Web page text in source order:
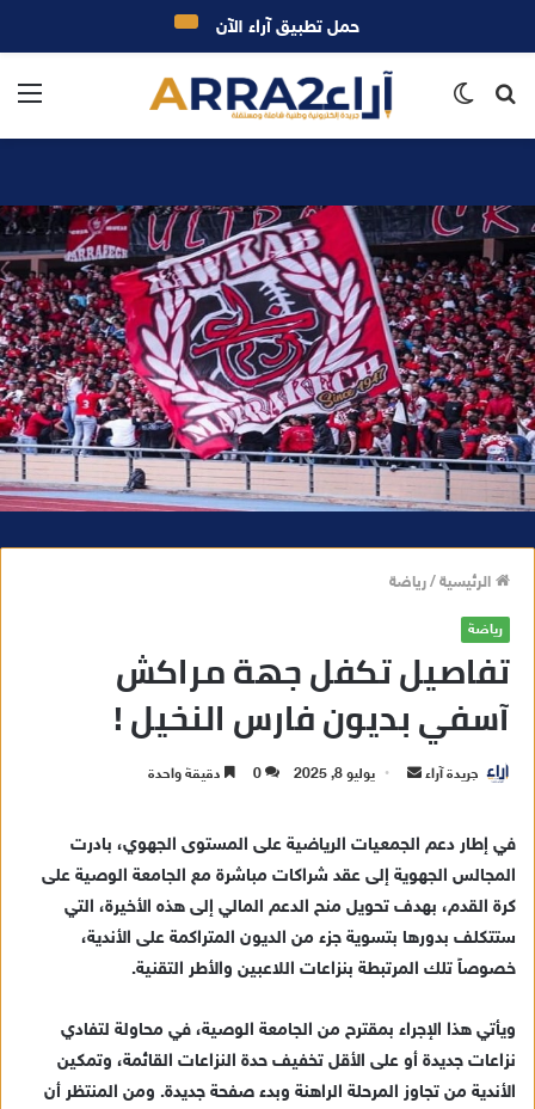
بحث
الرئيسية/رياضة
رياضة
تفاصيل تكفل جهة مراكش
آسفي بديون فارس النخيل !
جريدة آراء
ب
ي
د
إ
ل
ك
يوليو 8, 2025 0 دقيقة واحدة
في إطار دعم الجمعيات الرياضية على المستوى الجهوي، بادرت
المجالس الجهوية إلى عقد شراكات مباشرة مع الجامعة الوصية على
كرة القدم، بهدف تحويل منح الدعم المالي إلى هذه الأخيرة، التي
ستتكلف بدورها بتسوية جزء من الديون المتراكمة على الأندية،
خصوصاً تلك المرتبطة بنزاعات اللاعبين والأطر التقنية.
ويأتي هذا الإجراء بمقترح من الجامعة الوصية، في محاولة لتفادي
نزاعات جديدة أو على الأقل تخفيف حدة النزاعات القائمة، وتمكين
الأندية من تجاوز المرحلة الراهنة وبدء صفحة جديدة. ومن المنتظر أن
حمل تطبيق آراء الآن